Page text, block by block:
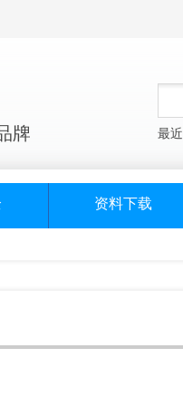
牌 最
资料下载